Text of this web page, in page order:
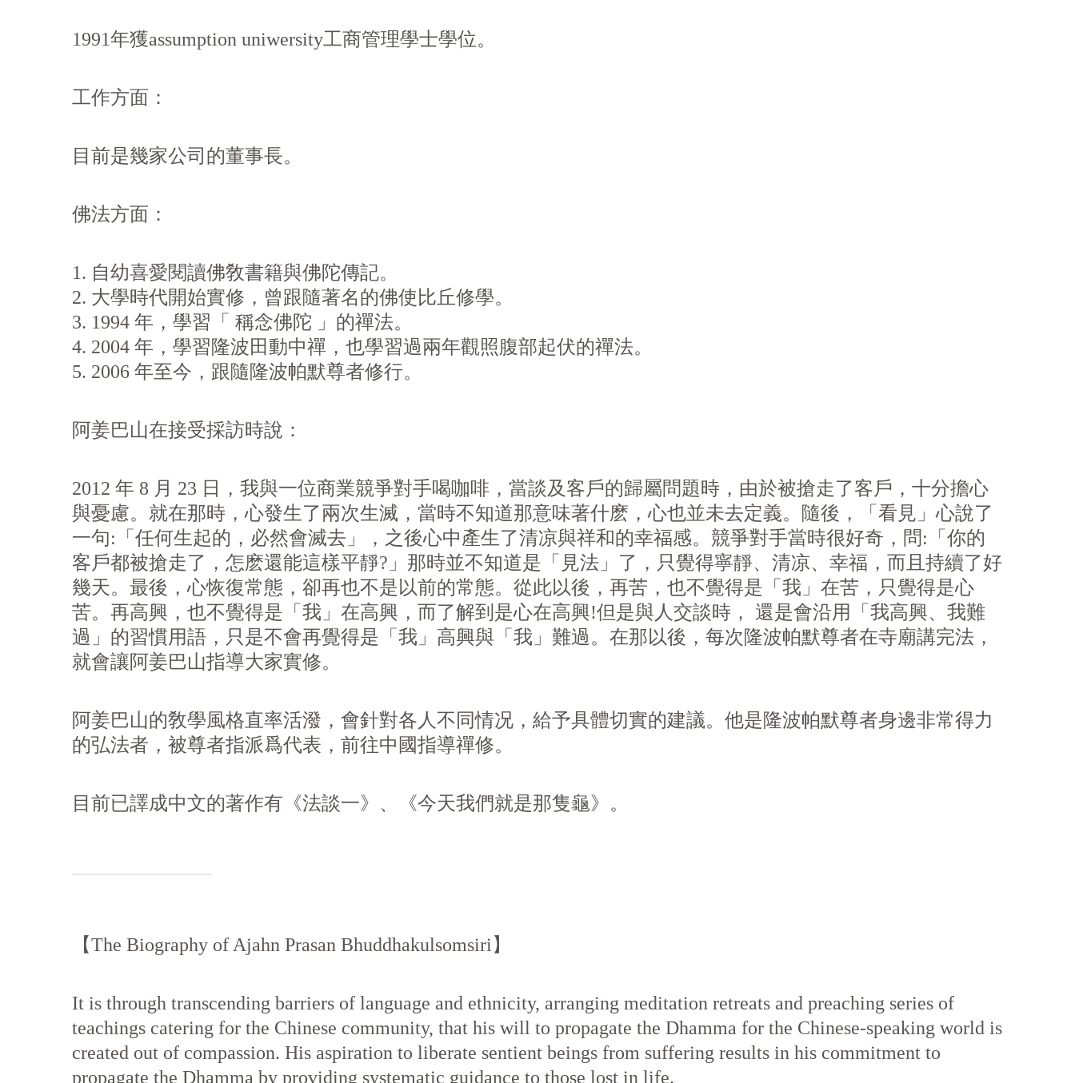
1991年獲assumption uniwersity工商管理學士學位。
工作方面：
目前是幾家公司的董事長。
佛法方面：
1. 自幼喜愛閱讀佛敎書籍與佛陀傳記。
2. 大學時代開始實修，曾跟隨著名的佛使比丘修學。
3. 1994 年，學習「 稱念佛陀 」的禪法。
4. 2004 年，學習隆波田動中禪，也學習過兩年觀照腹部起伏的禪法。
5. 2006 年至今，跟隨隆波帕默尊者修行。
阿姜巴山在接受採訪時說：
2012 年 8 月 23 日，我與一位商業競爭對手喝咖啡，當談及客戶的歸屬問題時，由於被搶走了客戶，十分擔心
與憂慮。就在那時，心發生了兩次生滅，當時不知道那意味著什麽，心也並未去定義。隨後，「看見」心說了
一句:「任何生起的，必然會滅去」，之後心中產生了清凉與祥和的幸福感。競爭對手當時很好奇，問:「你的
客戶都被搶走了，怎麽還能這樣平靜?」那時並不知道是「見法」了，只覺得寧靜、清凉、幸福，而且持續了好
幾天。最後，心恢復常態，卻再也不是以前的常態。從此以後，再苦，也不覺得是「我」在苦，只覺得是心
苦。再高興，也不覺得是「我」在高興，而了解到是心在高興!但是與人交談時， 還是會沿用「我高興、我難
過」的習慣用語，只是不會再覺得是「我」高興與「我」難過。在那以後，每次隆波帕默尊者在寺廟講完法，
就會讓阿姜巴山指導大家實修。
阿姜巴山的敎學風格直率活潑，會針對各人不同情况，給予具體切實的建議。他是隆波帕默尊者身邊非常得力
的弘法者，被尊者指派爲代表，前往中國指導禪修。
目前已譯成中文的著作有《法談一》、《今天我們就是那隻龜》。
【The Biography of Ajahn Prasan Bhuddhakulsomsiri】
It is through transcending barriers of language and ethnicity, arranging meditation retreats and preaching series of
teachings catering for the Chinese community, that his will to propagate the Dhamma for the Chinese-speaking world is
created out of compassion. His aspiration to liberate sentient beings from suffering results in his commitment to
propagate the Dhamma by providing systematic guidance to those lost in life.